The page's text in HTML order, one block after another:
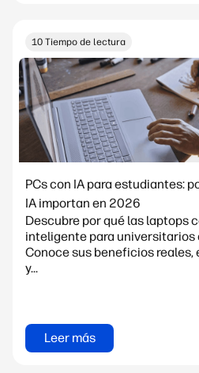
10 Tiempo de lectura
PCs con IA para estudiantes:
IA importan en 2026
Descubre por qué las laptops
inteligente para universitarios
Conoce sus beneficios
y...
Leer más